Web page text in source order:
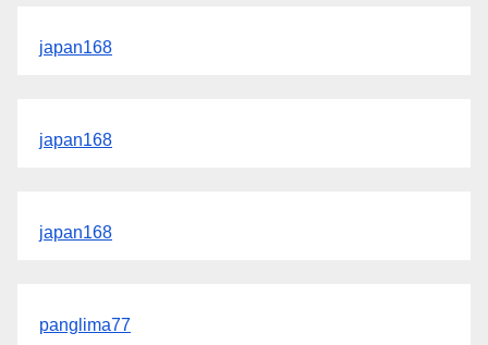
japan168
japan168
japan168
panglima77